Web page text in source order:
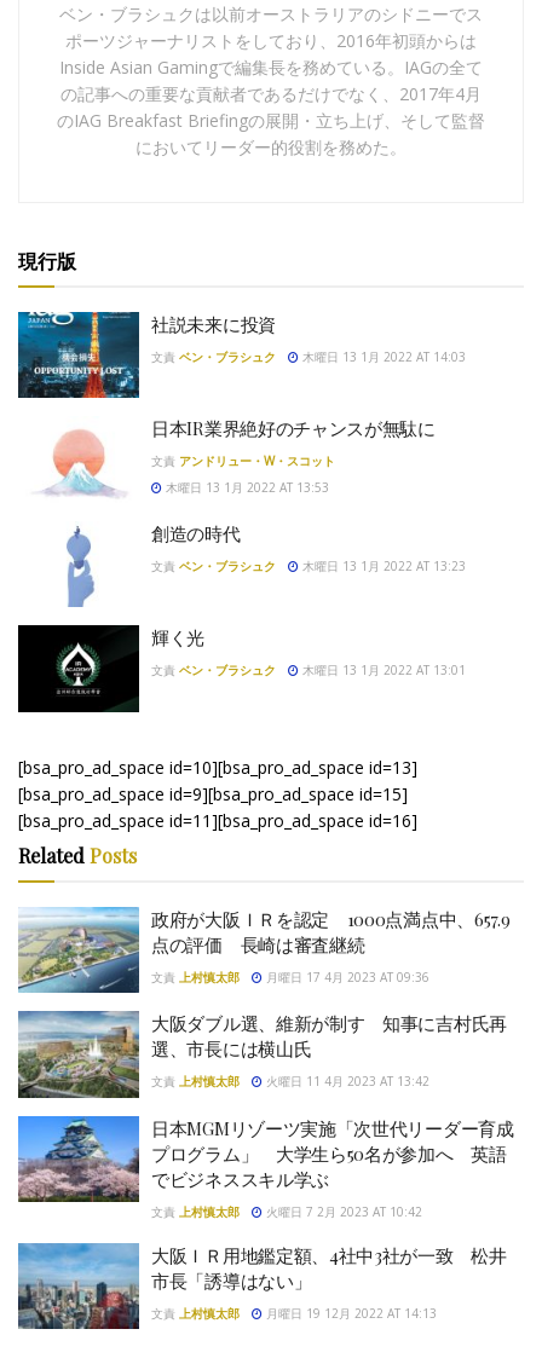
ベン・ブラシュクは以前オーストラリアのシドニーでス
ポーツジャーナリストをしており、2016年初頭からは
Inside Asian Gamingで編集長を務めている。IAGの全て
の記事への重要な貢献者であるだけでなく、2017年4月
のIAG Breakfast Briefingの展開・立ち上げ、そして監督
においてリーダー的役割を務めた。
現行版
社説未来に投資
文責 ベン・ブラシュク 木曜日 13 1月 2022 AT 14:03
日本IR業界絶好のチャンスが無駄に
文責 アンドリュー・W・スコット
木曜日 13 1月 2022 AT 13:53
創造の時代
文責 ベン・ブラシュク 木曜日 13 1月 2022 AT 13:23
輝く光
文責 ベン・ブラシュク 木曜日 13 1月 2022 AT 13:01
[bsa_pro_ad_space id=10][bsa_pro_ad_space id=13]
[bsa_pro_ad_space id=9][bsa_pro_ad_space id=15]
[bsa_pro_ad_space id=11][bsa_pro_ad_space id=16]
Related Posts
政府が大阪ＩＲを認定 1000点満点中、657.9
点の評価 長崎は審査継続
文責 上村慎太郎 月曜日 17 4月 2023 AT 09:36
大阪ダブル選、維新が制す 知事に吉村氏再
選、市長には横山氏
文責 上村慎太郎 火曜日 11 4月 2023 AT 13:42
日本MGMリゾーツ実施「次世代リーダー育成
プログラム」 大学生ら50名が参加へ 英語
でビジネススキル学ぶ
文責 上村慎太郎 火曜日 7 2月 2023 AT 10:42
大阪ＩＲ用地鑑定額、4社中3社が一致 松井
市長「誘導はない」
文責 上村慎太郎 月曜日 19 12月 2022 AT 14:13